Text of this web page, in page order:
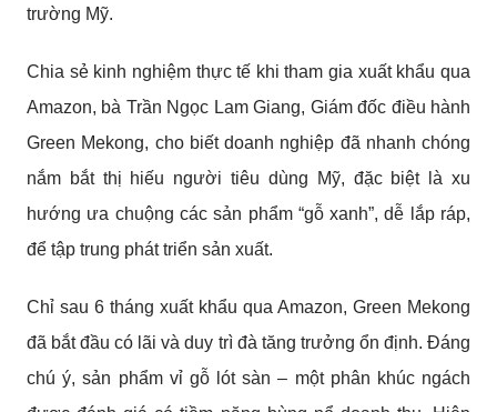
trường Mỹ.
Chia sẻ kinh nghiệm thực tế khi tham gia xuất khẩu qua
Amazon, bà Trần Ngọc Lam Giang, Giám đốc điều hành
Green Mekong, cho biết doanh nghiệp đã nhanh chóng
nắm bắt thị hiếu người tiêu dùng Mỹ, đặc biệt là xu
hướng ưa chuộng các sản phẩm “gỗ xanh”, dễ lắp ráp,
để tập trung phát triển sản xuất.
Chỉ sau 6 tháng xuất khẩu qua Amazon, Green Mekong
đã bắt đầu có lãi và duy trì đà tăng trưởng ổn định. Đáng
chú ý, sản phẩm vỉ gỗ lót sàn – một phân khúc ngách